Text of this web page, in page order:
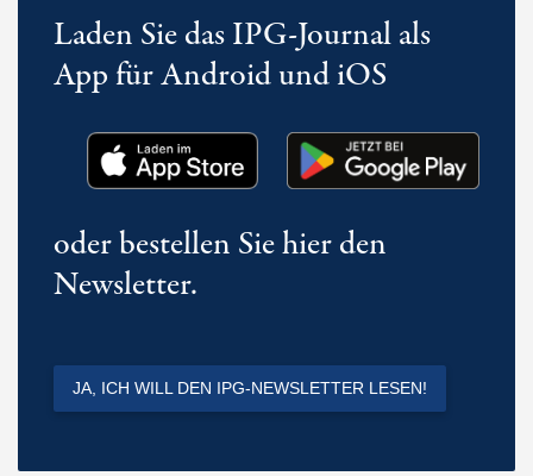
Laden Sie das IPG-Journal als
App für Android und iOS
oder bestellen Sie hier den
Newsletter.
JA, ICH WILL DEN IPG-NEWSLETTER LESEN!